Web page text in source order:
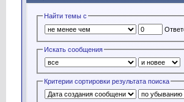
Найти темы с
Искать сообщения
Критерии сортировки результата поиска